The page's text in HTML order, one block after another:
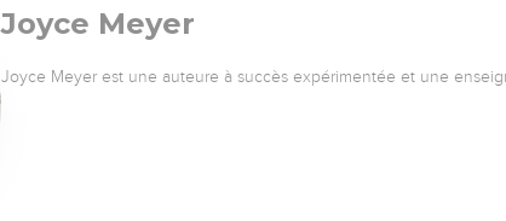
Joyce Meyer
Joyce Meyer est une auteure à succès expérimentée et une